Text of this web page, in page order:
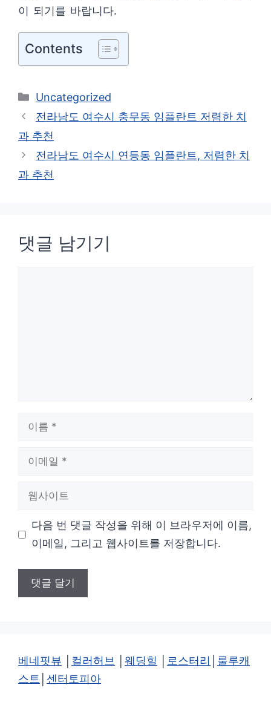
이 되기를 바랍니다.
Contents
카
테
리
Uncategorized
전라남도 여수시 충무동 임플란트 저렴한 치
과 추천
전라남도 여수시 연등동 임플란트, 저렴한 치
과 추천
댓글 남기기
다음 번 댓글 작성을 위해 이 브라우저에 이름,
이메일, 그리고 웹사이트를 저장합니다.
베네핏뷰 컬러허브 웨딩힐 로스터리
룰루캐
스트
센터토피아